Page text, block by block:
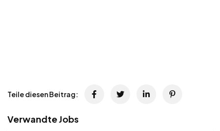
Teile diesen Beitrag:
Verwandte Jobs